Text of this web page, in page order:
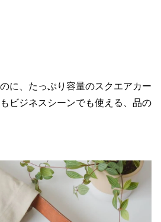
に、たっぷり容量のスクエアカー
ビジネスシーンでも使える、品の